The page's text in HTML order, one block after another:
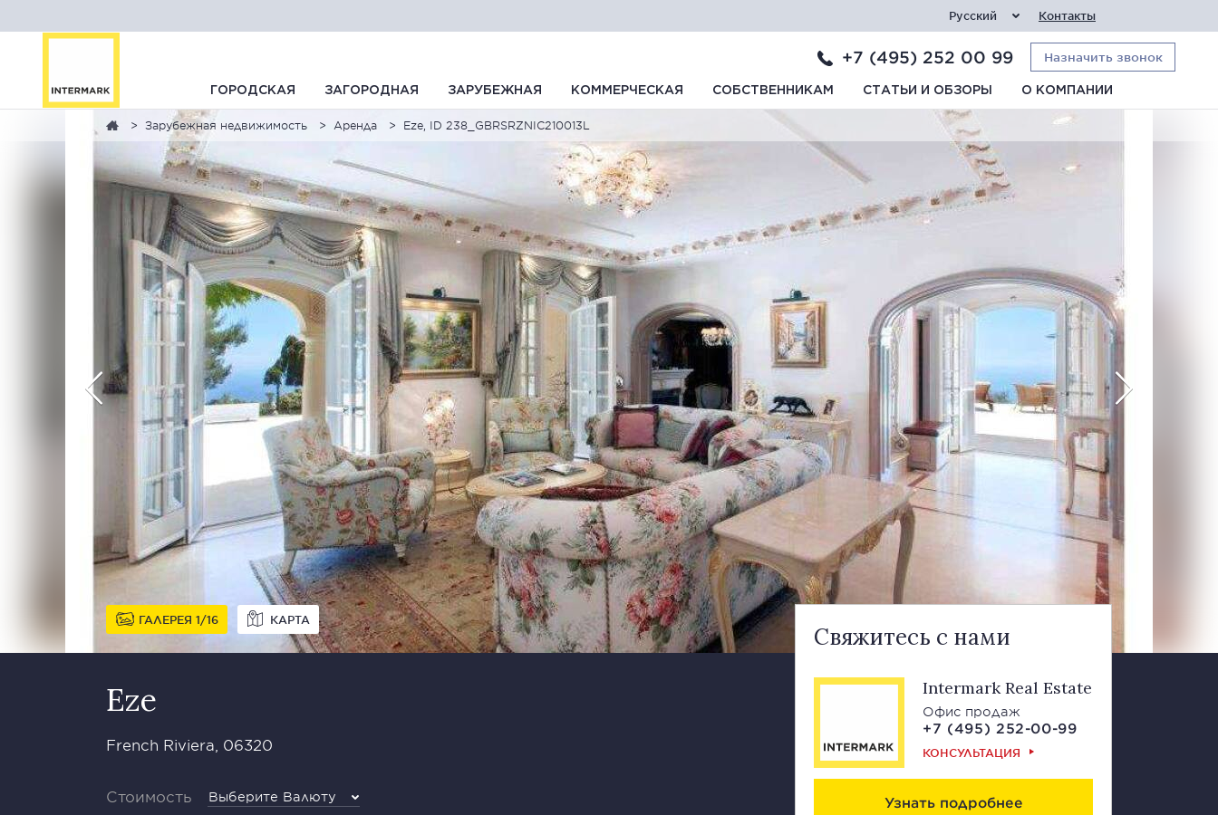
Русский Контакты
+7 (495) 252 00 99 Назначить звонок
ГОРОДСКАЯ ЗАГОРОДНАЯ ЗАРУБЕЖНАЯ КОММЕРЧЕСКАЯ СОБСТВЕННИКАМ СТАТЬИ И ОБЗОРЫ О КОМПАНИИ
Зарубежная недвижимость Аренда Eze, ID 238_GBRSRZNIC210013L
ГАЛЕРЕЯ 1 16 КАРТА
Eze
French Riviera, 06320
Стоимость Выберите Валюту
Свяжитесь с нами
Intermark Real Estate
Офис продаж
+7 (495) 252-00-99
КОНСУЛЬТАЦИЯ
Узнать подробнее